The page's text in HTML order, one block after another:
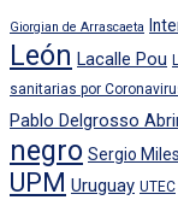
Giorgian de Arrascaeta
León Lacalle Pou
sanitarias por
Pablo Delgrosso
negro Sergio
UPM Uruguay UTEC